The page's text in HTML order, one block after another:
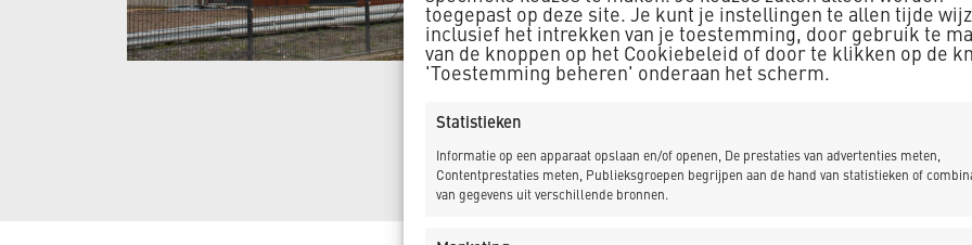
toegepast op deze site. Je kunt je instellingen te allen tijde
inclusief het intrekken van je toestemming, door gebruik te
van de knoppen op het Cookiebeleid of door te klikken op de
'Toestemming beheren' onderaan het scherm.
Statistieken
Informatie op een apparaat opslaan en/of openen, De prestaties van advertenties meten,
Contentprestaties meten, Publieksgroepen begrijpen aan de hand van statistieken of
van gegevens uit verschillende bronnen.